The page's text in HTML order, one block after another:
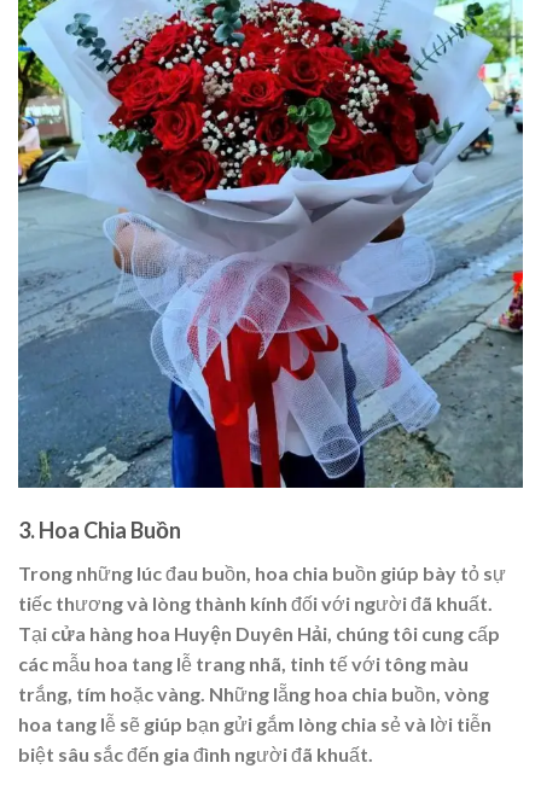
3.Hoa Chia Buồn
Trong những lúc đau buồn, hoa chia buồn giúp bày tỏ sự
tiếc thương và lòng thành kính đối với người đã khuất.
Tại cửa hàng hoa Huyện Duyên Hải, chúng tôi cung cấp
các mẫu hoa tang lễ trang nhã, tinh tế với tông màu
trắng, tím hoặc vàng. Những lẵng hoa chia buồn, vòng
hoa tang lễ sẽ giúp bạn gửi gắm lòng chia sẻ và lời tiễn
biệt sâu sắc đến gia đình người đã khuất.